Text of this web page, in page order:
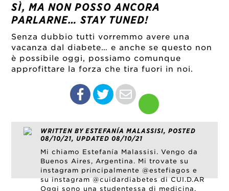
SÌ, MA NON POSSO ANCORA
PARLARNE… STAY TUNED!
Senza dubbio tutti vorremmo avere una
vacanza dal diabete… e anche se questo non
è possibile oggi, possiamo comunque
approfittare la forza che tira fuori in noi.
WRITTEN BY ESTEFANÍA MALASSISI, POSTED
08/10/21, UPDATED 08/10/21
Mi chiamo Estefanía Malassisi. Vengo da
Buenos Aires, Argentina. Mi trovate su
instagram principalmente @estefiagos e
su instagram @cuidardiabetes di CUI.D.AR
Oggi sono una studentessa di medicina,